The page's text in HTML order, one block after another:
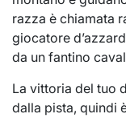
razza è chiamata
giocatore
da un fantino
La vittoria del tuo
dalla pista, quindi